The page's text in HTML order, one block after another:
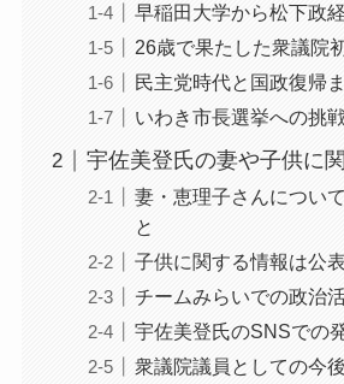
早稲田大学から松下政
26歳で果たした衆議院
民主党時代と国政復帰
いわき市長選挙への挑
宇佐美登氏の妻や子供に
妻・恵理子さんについ
と
子供に関する情報は公
チームみらいでの政治
宇佐美登氏のSNSでの
衆議院議員としての今